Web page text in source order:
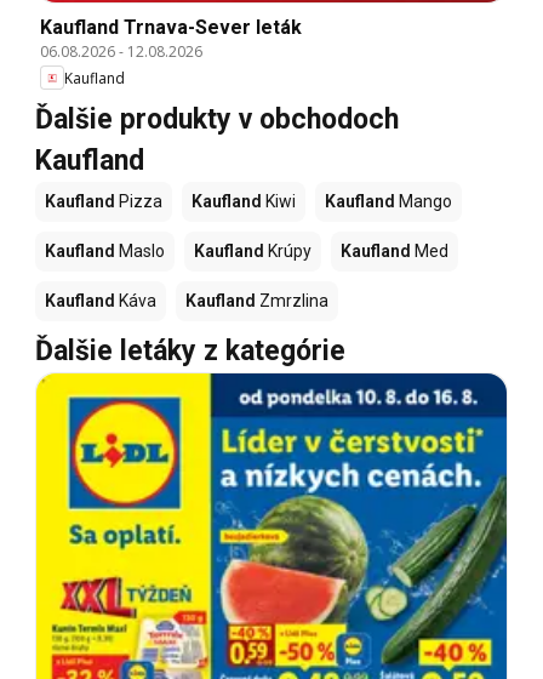
Kaufland Trnava-Sever leták
06.08.2026- 12.08.2026
Kaufland
Ďalšie produkty v obchodoch
Kaufland
Kaufland Pizza Kaufland Kiwi Kaufland Mango
Kaufland Maslo Kaufland Krúpy Kaufland Med
Kaufland Káva Kaufland Zmrzlina
Ďalšie letáky z kategórie